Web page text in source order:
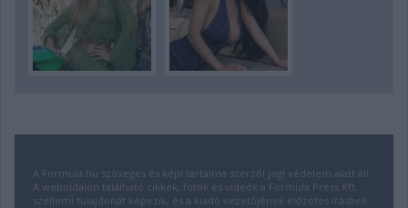
A Formula.hu szöveges és képi tartalma szerzői jogi védelem alatt áll.
A weboldalon található cikkek, fotók és videók a Formula Press Kft.
szellemi tulajdonát képezik, és a kiadó vezetőjének előzetes írásbeli